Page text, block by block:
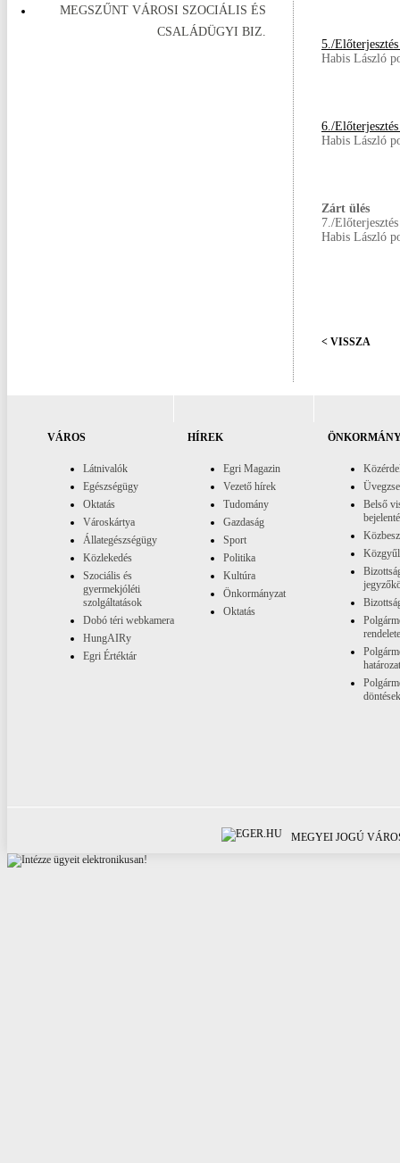
MEGSZŰNT VÁROSI SZOCIÁLIS ÉS
CSALÁDÜGYI BIZ.
5./
Habis László
6./
Habis László
Zárt ülés
7./
Habis László
< VISSZA
VÁROS
Látnivalók
Egészségügy
Oktatás
Városkártya
Állategészségügy
Közlekedés
Szociális és
gyermekjóléti
szolgáltatások
Dobó téri webkamera
HungAIRy
Egri Értéktár
HÍREK
Egri Magazin
Vezető hírek
Tudomány
Gazdaság
Sport
Politika
Kultúra
Önkormányzat
Oktatás
Belső
döntések
MEGYEI JOGÚ